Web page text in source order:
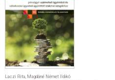
Laczi Rita Magdáné Német Ildikó
HÍREK
ÁLTALÁNOS SZERZŐDÉSI FELTÉTELEK
ADATKEZELÉSI ÉS ADATVÉDELMI